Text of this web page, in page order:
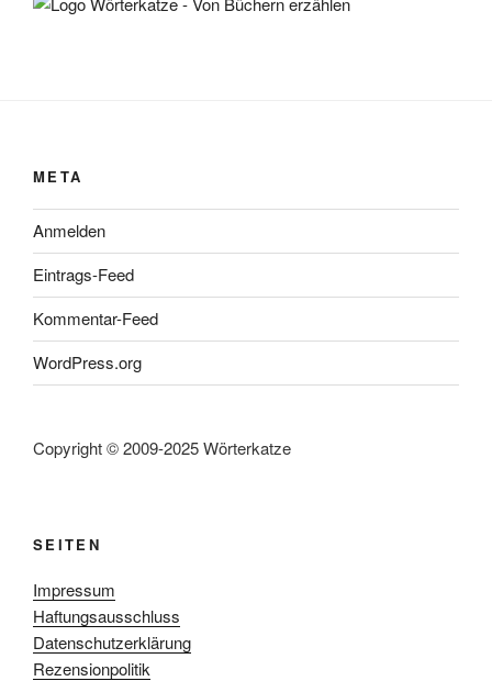
META
Anmelden
Eintrags-Feed
Kommentar-Feed
WordPress.org
Copyright © 2009-2025 Wörterkatze
SEITEN
Impressum
Haftungsausschluss
Datenschutzerklärung
Rezensionpolitik